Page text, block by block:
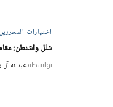
اختيارات المحررين
شلل واشنطن:
بواسطة عبدلله آل